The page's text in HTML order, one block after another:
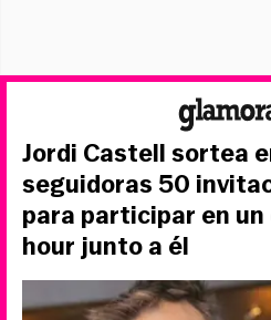
Jordi Castell sortea
seguidoras 50
para participar en
hour junto a él